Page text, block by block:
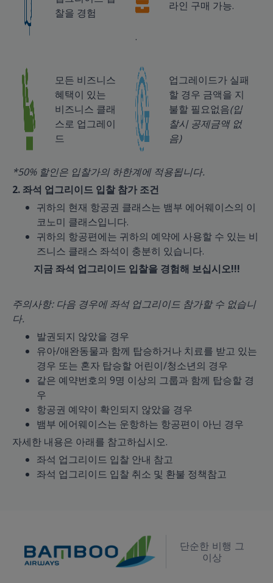
찰을 경험
.
라인 구매 가능.
모든 비즈니스
혜택이 있는
비즈니스 클래
스로 업그레이
드
업그레이드가 실패
할 경우 금액을 지
불할 필요없음(입
찰시 공제금액 없
음)
*50% 할인은 입찰가의 하한계에 적용됩니다.
2. 좌석 업그리이드 입찰 참가 조건
귀하의 현재 항공권 클래스는 뱀부 에어웨이스의 이
코노미 클래스입니다.
귀하의 항공편에는 귀하의 예약에 사용할 수 있는 비
즈니스 클래스 좌석이 충분히 있습니다.
지금 좌석 업그리이드 입찰을 경험해 보십시오!!!
주의사항: 다음 경우에 좌석 업그리이드 참가할 수 없습니
다.
발권되지 않았을 경우
유아/애완동물과 함께 탑승하거나 치료를 받고 있는
경우 또는 혼자 탑승할 어린이/청소년의 경우
같은 예약번호의 9명 이상의 그룹과 함께 탑승할 경
우
항공권 예약이 확인되지 않았을 경우
뱀부 에어웨이스는 운항하는 항공편이 아닌 경우
자세한 내용은 아래를 참고하십시오.
좌석 업그리이드 입찰 안내 참고
좌석 업그리이드 입찰 취소 및 환불 정책참고
단순한 비행 그
이상